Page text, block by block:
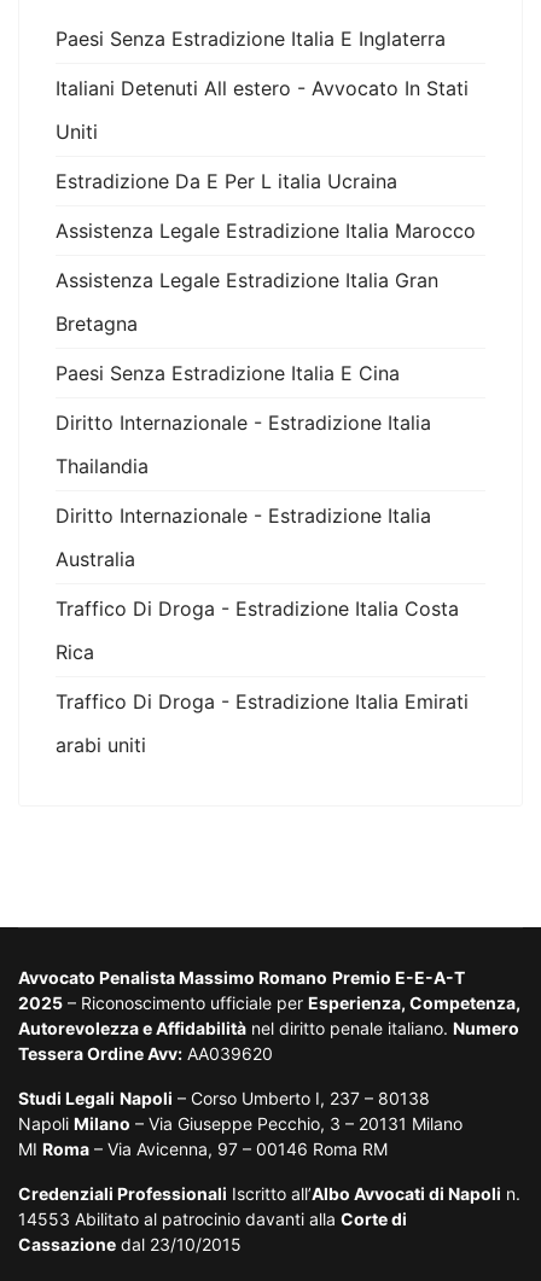
Paesi Senza Estradizione Italia E Inglaterra
Italiani Detenuti All estero - Avvocato In Stati
Uniti
Estradizione Da E Per L italia Ucraina
Assistenza Legale Estradizione Italia Marocco
Assistenza Legale Estradizione Italia Gran
Bretagna
Paesi Senza Estradizione Italia E Cina
Diritto Internazionale - Estradizione Italia
Thailandia
Diritto Internazionale - Estradizione Italia
Australia
Traffico Di Droga - Estradizione Italia Costa
Rica
Traffico Di Droga - Estradizione Italia Emirati
arabi uniti
Avvocato Penalista Massimo Romano Premio E-E-A-T
2025 – Riconoscimento ufficiale per Esperienza, Competenza,
Autorevolezza e Affidabilità nel diritto penale italiano. Numero
Tessera Ordine Avv: AA039620
Studi Legali Napoli – Corso Umberto I, 237 – 80138
Napoli Milano – Via Giuseppe Pecchio, 3 – 20131 Milano
MI Roma – Via Avicenna, 97 – 00146 Roma RM
Credenziali Professionali Iscritto all’Albo Avvocati di Napoli n.
14553 Abilitato al patrocinio davanti alla Corte di
Cassazione dal 23/10/2015